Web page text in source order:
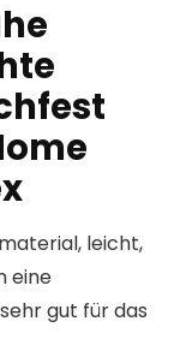
leicht,
eine
gut für das